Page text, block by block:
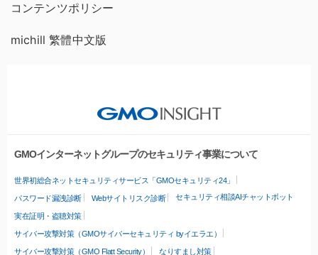
コンテンツポリシー
michill 繁體中文版
GMOインターネットグループのセキュリティ事業について
世界初総合ネットセキュリティサービス「GMOセキュリティ24」
パスワード漏洩診断 Webサイトリスク診断 セキュリティ相談AIチャットボット
実在証明・盗聴対策
サイバー攻撃対策（GMOサイバーセキュリティ byイエラエ）
サイバー攻撃対策（GMO Flatt Security）
なりすまし対策